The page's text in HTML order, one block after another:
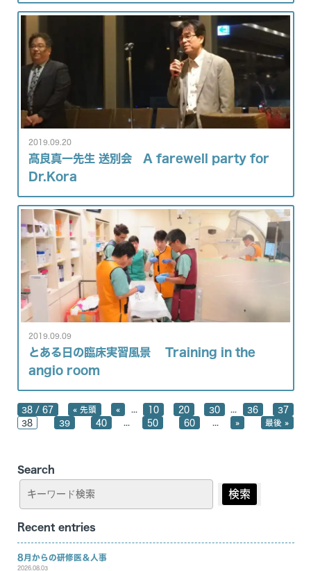
入局のご案内
医局紹介
特徴 スタッフ紹介
機器紹介 働きやすい職場
カリキュラム
臨床研究
アクセス
患者の方はこちら
2019.09.20
髙良真一先生 送別会 A farewell party for
Dr.Kora
2019.09.09
とある日の臨床実習風景 Training in the
angio room
38 / 67 « 先頭 « 10 20 30 36
37
38
39 40 50 60 » 最後 »
Search
検索
Recent entries
8月からの研修医＆人事
2026.08.03